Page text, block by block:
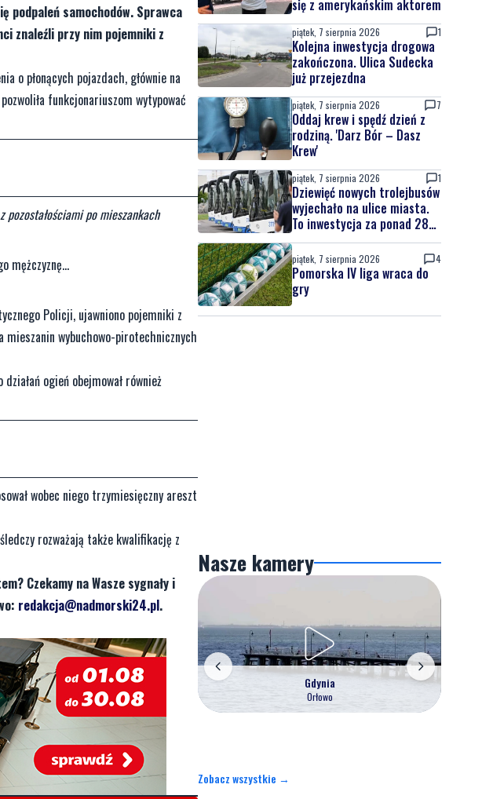
podpaleń samochodów. Sprawca
znaleźli przy nim pojemniki z
o płonących pojazdach, głównie na
funkcjonariuszom wytypować
po mieszankach
mężczyznę...
Policji, ujawniono pojemniki z
mieszanin wybuchowo-pirotechnicznych
ogień obejmował również
wobec niego trzymiesięczny areszt
rozważają także kwalifikację z
Czekamy na Wasze sygnały i
redakcja@nadmorski24.pl.
się z amerykańskim aktorem
piątek, 7 sierpnia 2026 1
Kolejna inwestycja drogowa
zakończona. Ulica Sudecka
już przejezdna
piątek, 7 sierpnia 2026 7
Oddaj krew i spędź dzień z
rodziną. 'Darz Bór – Dasz
Krew'
piątek, 7 sierpnia 2026 1
Dziewięć nowych trolejbusów
wyjechało na ulice miasta.
To inwestycja za ponad 28
mln zł
piątek, 7 sierpnia 2026 4
Pomorska IV liga wraca do
gry
Nasze kamery
Gdynia
Orłowo
Zobacz wszystkie →